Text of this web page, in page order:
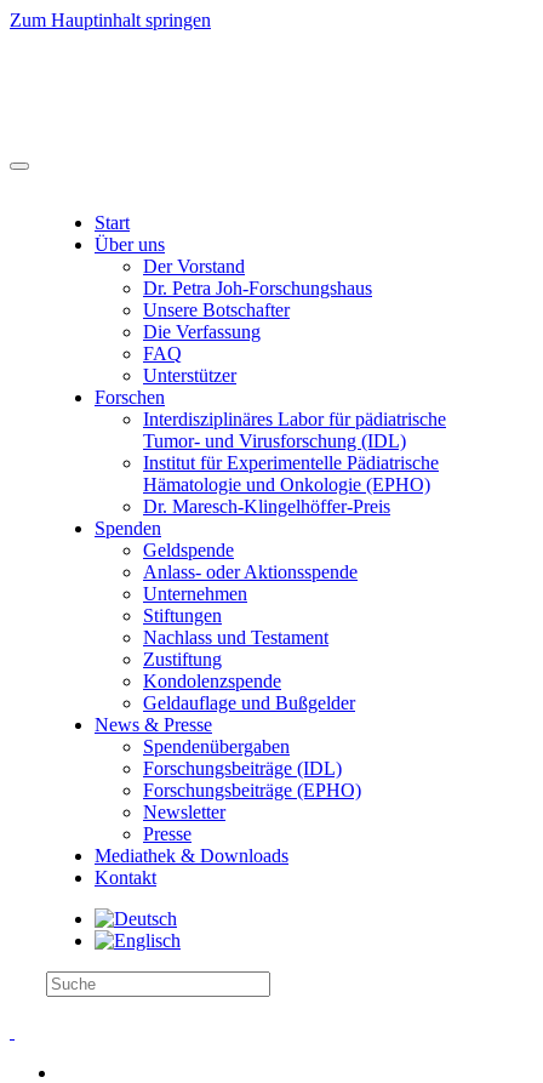
Zum Hauptinhalt springen
Start
Über uns
Der Vorstand
Dr. Petra Joh-Forschungshaus
Unsere Botschafter
Die Verfassung
FAQ
Unterstützer
Forschen
Interdisziplinäres Labor für pädiatrische
Tumor- und Virusforschung (IDL)
Institut für Experimentelle Pädiatrische
Hämatologie und Onkologie (EPHO)
Dr. Maresch-Klingelhöffer-Preis
Spenden
Geldspende
Anlass- oder Aktionsspende
Unternehmen
Stiftungen
Nachlass und Testament
Zustiftung
Kondolenzspende
Geldauflage und Bußgelder
News & Presse
Spendenübergaben
Forschungsbeiträge (IDL)
Forschungsbeiträge (EPHO)
Newsletter
Presse
Mediathek & Downloads
Kontakt